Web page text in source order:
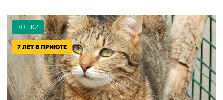
КОШКИ
7 ЛЕТ В ПРИЮТЕ